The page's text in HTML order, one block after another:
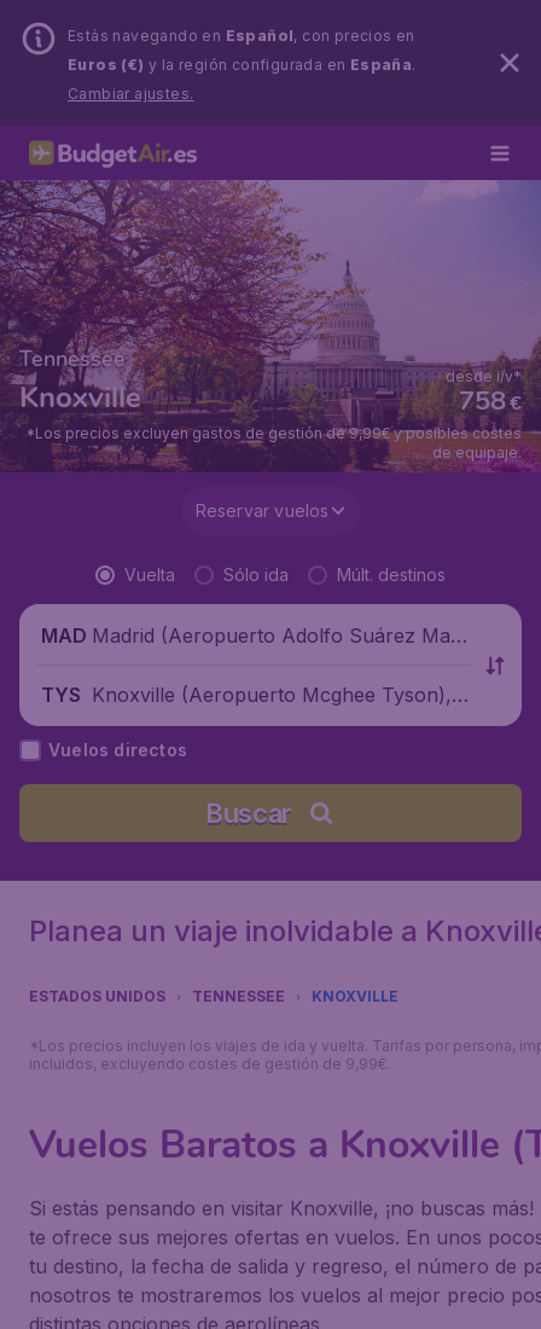
Estás navegando en Español, con precios en
Euros (€) y la región configurada en España.
Cambiar ajustes.
Tennessee
Knoxville €
758
desde i/v*
*Los precios excluyen gastos de gestión de 9,99€ y posibles costes
de equipaje.
Reservar vuelos
Vuelta Sólo ida Múlt. destinos
MAD Madrid (Aeropuerto Adolfo Suárez Madr
TYS Knoxville (Aeropuerto Mcghee Tyson), E
stados Unidos
Vuelos directos
Buscar
Planea un viaje inolvidable a
ESTADOS UNIDOS TENNESSEE KNOXVILLE
*Los precios incluyen los viajes de ida y vuelta. Tarifas por persona,
incluidos, excluyendo costes de gestión de 9,99€.
Vuelos Baratos a Knoxville
Si estás pensando en visitar Knoxville, ¡no buscas más!
te ofrece sus mejores ofertas en vuelos. En unos
tu destino, la fecha de salida y regreso, el número de
nosotros te mostraremos los vuelos al mejor precio
distintas opciones de aerolíneas.